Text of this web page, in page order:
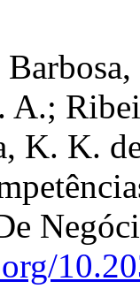
K. K.